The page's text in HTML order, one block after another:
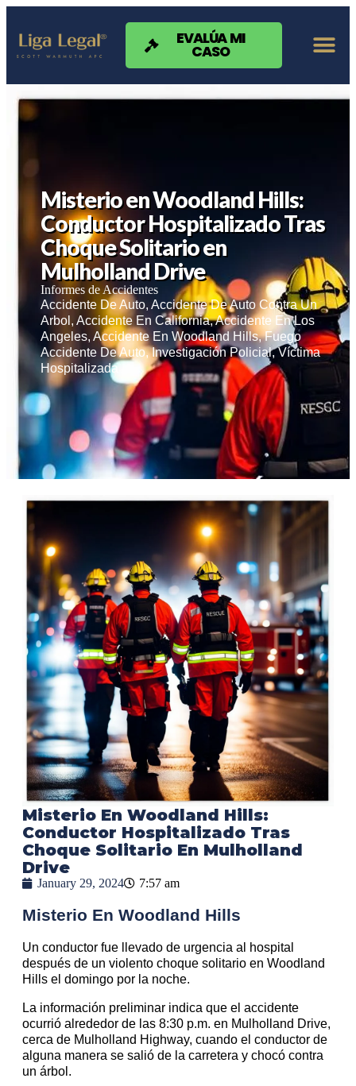
Nota:
sitio
web
accesibilidad.
EVALÚA MI
CASO
Misterio en Woodland Hills:
Conductor Hospitalizado Tras
Choque Solitario en
Mulholland Drive
Informes de Accidentes
Accidente De Auto,Accidente De Auto Contra Un
Arbol ,Accidente En California,Accidente En Los
Angeles,Accidente En Woodland Hills,Fuego
Accidente De Auto,Investigación Policial,Víctima
Hospitalizada
Misterio En Woodland Hills:
Conductor Hospitalizado Tras
Choque Solitario En Mulholland
Drive
January 29, 2024 7:57 am
Misterio En Woodland Hills
Un conductor fue llevado de urgencia al hospital
después de un violento choque solitario en Woodland
Hills el domingo por la noche.
La información preliminar indica que el accidente
ocurrió alrededor de las 8:30 p.m. en Mulholland Drive,
cerca de Mulholland Highway, cuando el conductor de
alguna manera se salió de la carretera y chocó contra
un árbol.